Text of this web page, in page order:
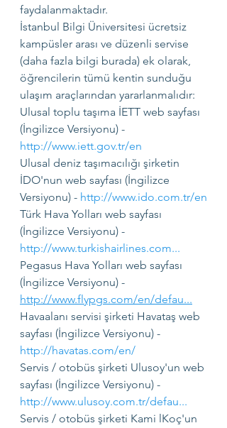
faydalanmaktadır.
İstanbul Bilgi Üniversitesi ücretsiz
kampüsler arası ve düzenli servise
(daha fazla bilgi burada) ek olarak,
öğrencilerin tümü kentin sunduğu
ulaşım araçlarından yararlanmalıdır:
Ulusal toplu taşıma İETT web sayfası
(İngilizce Versiyonu) -
http://www.iett.gov.tr/en
Ulusal deniz taşımacılığı şirketin
İDO'nun web sayfası (İngilizce
Versiyonu) - http://www.ido.com.tr/en
Türk Hava Yolları web sayfası
(İngilizce Versiyonu) -
http://www.turkishairlines.com...
Pegasus Hava Yolları web sayfası
(İngilizce Versiyonu) -
http://www.flypgs.com/en/defau...
Havaalanı servisi şirketi Havataş web
sayfası (İngilizce Versiyonu) -
http://havatas.com/en/
Servis / otobüs şirketi Ulusoy'un web
sayfası (İngilizce Versiyonu) -
http://www.ulusoy.com.tr/defau...
Servis / otobüs şirketi Kami lKoç'un